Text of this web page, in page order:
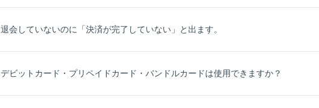
退会していないのに「決済が完了していない」と出ます。
デビットカード・プリペイドカード・バンドルカードは使用できますか？